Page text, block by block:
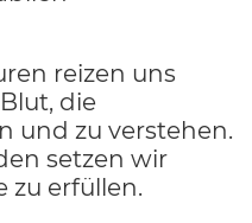
reizen uns
die
und zu verstehen.
setzen wir
zu erfüllen.